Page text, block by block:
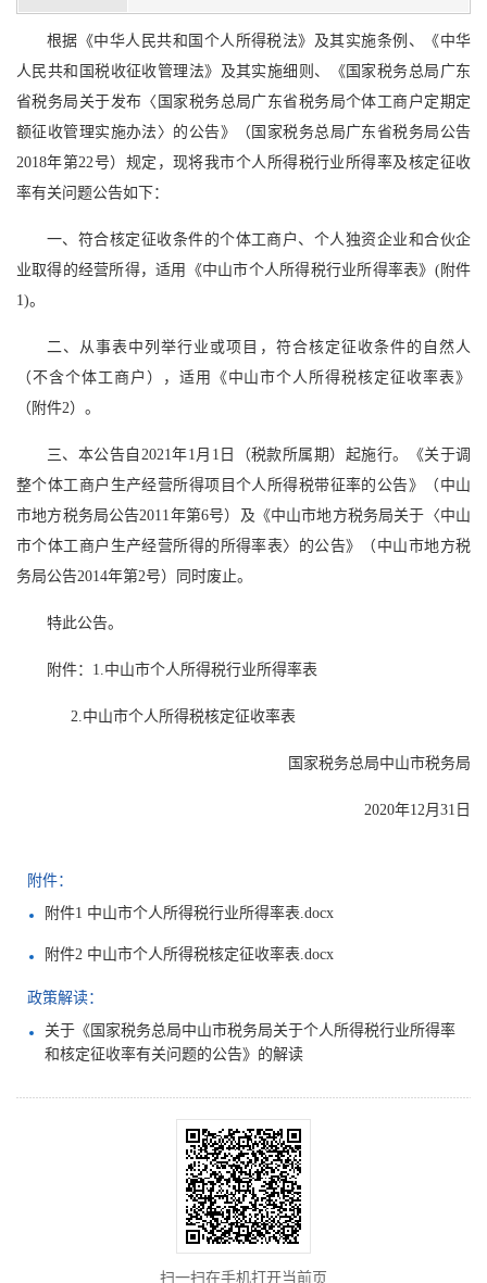
根据《中华人民共和国个人所得税法》及其实施条例、《中华
人民共和国税收征收管理法》及其实施细则、《国家税务总局广东
省税务局关于发布〈国家税务总局广东省税务局个体工商户定期定
额征收管理实施办法〉的公告》（国家税务总局广东省税务局公告
2018年第22号）规定，现将我市个人所得税行业所得率及核定征收
率有关问题公告如下：
一、符合核定征收条件的个体工商户、个人独资企业和合伙企
业取得的经营所得，适用《中山市个人所得税行业所得率表》(附件
1)。
二、从事表中列举行业或项目，符合核定征收条件的自然人
（不含个体工商户），适用《中山市个人所得税核定征收率表》
（附件2）。
三、本公告自2021年1月1日（税款所属期）起施行。《关于调
整个体工商户生产经营所得项目个人所得税带征率的公告》（中山
市地方税务局公告2011年第6号）及《中山市地方税务局关于〈中山
市个体工商户生产经营所得的所得率表〉的公告》（中山市地方税
务局公告2014年第2号）同时废止。
特此公告。
附件：1.中山市个人所得税行业所得率表
2.中山市个人所得税核定征收率表
国家税务总局中山市税务局
2020年12月31日
附件：
附件1 中山市个人所得税行业所得率表.docx
附件2 中山市个人所得税核定征收率表.docx
政策解读：
关于《国家税务总局中山市税务局关于个人所得税行业所得率
和核定征收率有关问题的公告》的解读
扫一扫在手机打开当前页